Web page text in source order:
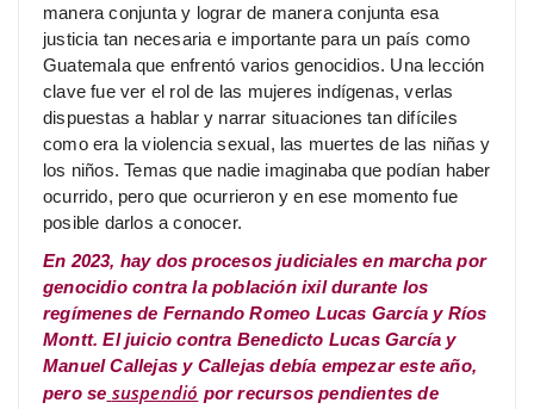
manera conjunta y lograr de manera conjunta esa
justicia tan necesaria e importante para un país como
Guatemala que enfrentó varios genocidios. Una lección
clave fue ver el rol de las mujeres indígenas, verlas
dispuestas a hablar y narrar situaciones tan difíciles
como era la violencia sexual, las muertes de las niñas y
los niños. Temas que nadie imaginaba que podían haber
ocurrido, pero que ocurrieron y en ese momento fue
posible darlos a conocer.
En 2023, hay dos procesos judiciales en marcha por
genocidio contra la población ixil durante los
regímenes de Fernando Romeo Lucas García y Ríos
Montt. El juicio contra Benedicto Lucas García y
Manuel Callejas y Callejas debía empezar este año,
pero se suspendió por recursos pendientes de